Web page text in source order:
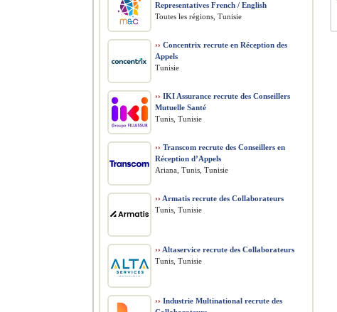
Representatives French / English
Toutes les régions, Tunisie
›› Concentrix recrute en Réception des
Appels
Tunisie
›› IKI Assurance recrute des Conseillers
Mutuelle Santé
Tunis, Tunisie
›› Transcom recrute des Conseillers en
Réception d’Appels
Ariana, Tunis, Tunisie
›› Armatis recrute des Collaborateurs
Tunis, Tunisie
›› Altaservice recrute des Collaborateurs
Tunis, Tunisie
›› Industrie Multinational recrute des